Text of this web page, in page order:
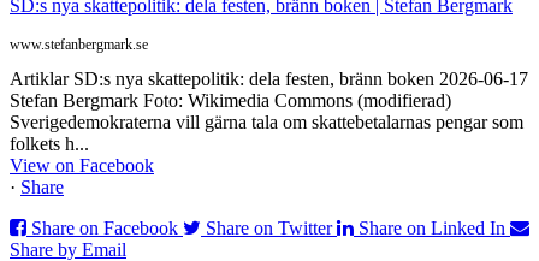
SD:s nya skattepolitik: dela festen, bränn boken | Stefan Bergmark
www.stefanbergmark.se
Artiklar SD:s nya skattepolitik: dela festen, bränn boken 2026-06-17
Stefan Bergmark Foto: Wikimedia Commons (modifierad)
Sverigedemokraterna vill gärna tala om skattebetalarnas pengar som
folkets h...
View on Facebook
· Share
Share on Facebook
Share on Twitter
Share on Linked In
Share by Email